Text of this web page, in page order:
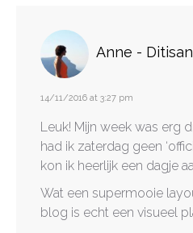
Anne -
14/11/2016 at 3:27 pm
Leuk! Mijn week was erg
had ik zaterdag geen
kon ik heerlijk een dagje
Wat een supermooie
blog is echt een visueel